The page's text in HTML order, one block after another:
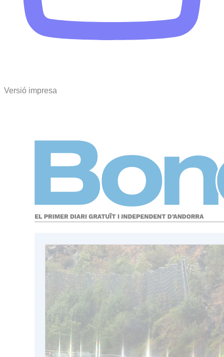
Versió impresa